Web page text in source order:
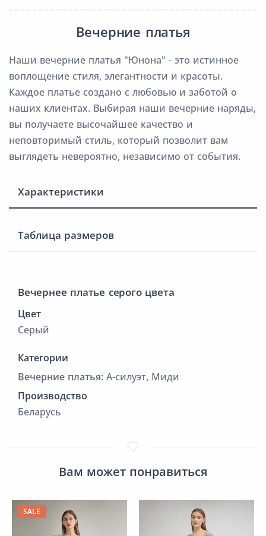
Вечерние платья
Наши вечерние платья "Юнона" - это истинное
воплощение стиля, элегантности и красоты.
Каждое платье создано с любовью и заботой о
наших клиентах. Выбирая наши вечерние наряды,
вы получаете высочайшее качество и
неповторимый стиль, который позволит вам
выглядеть невероятно, независимо от события.
Характеристики
Таблица размеров
Вечернее платье серого цвета
Цвет
Серый
Категории
Вечерние платья: А-силуэт, Миди
Производство
Беларусь
Вам может понравиться
SALE